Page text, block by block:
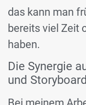
das kann man
bereits viel Zeit
haben.
Die Synergie
und